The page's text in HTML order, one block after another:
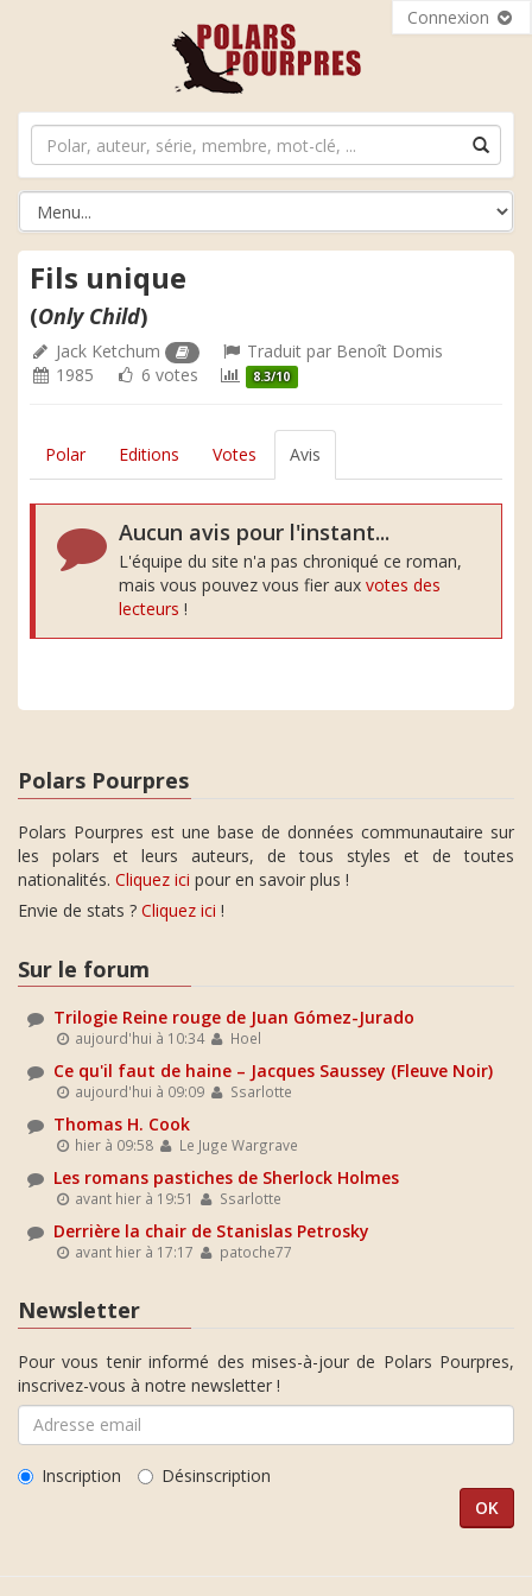
Connexion
Fils unique
(Only Child)
Jack Ketchum Traduit par Benoît Domis
1985
6 votes 8.3/10
Polar Editions Votes Avis
Aucun avis pour l'instant...
L'équipe du site n'a pas chroniqué ce roman,
mais vous pouvez vous fier aux votes des
lecteurs !
Polars Pourpres
Polars Pourpres est une base de données communautaire sur
les polars et leurs auteurs, de tous styles et de toutes
nationalités. Cliquez ici pour en savoir plus !
Envie de stats ? Cliquez ici !
Sur le forum
Trilogie Reine rouge de Juan Gómez-Jurado
aujourd'hui à 10:34 Hoel
Ce qu'il faut de haine – Jacques Saussey (Fleuve Noir)
aujourd'hui à 09:09 Ssarlotte
Thomas H. Cook
hier à 09:58 Le Juge Wargrave
Les romans pastiches de Sherlock Holmes
avant hier à 19:51 Ssarlotte
Derrière la chair de Stanislas Petrosky
avant hier à 17:17 patoche77
Newsletter
Pour vous tenir informé des mises-à-jour de Polars Pourpres,
inscrivez-vous à notre newsletter !
Inscription Désinscription